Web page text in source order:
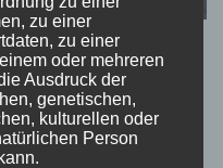
love!
April 23, 2023
zu einer
zu einer
oder mehreren
Ausdruck der
genetischen,
kulturellen oder
Person